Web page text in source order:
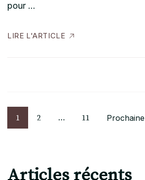
pour …
LIRE L'ARTICLE
Pagination
publications
Page
1 Page
2 … Page
11 Prochaine
Articles récents